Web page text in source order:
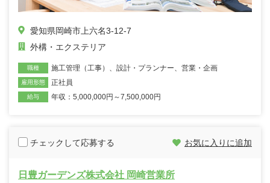
愛知県岡崎市上六名3-12-7
外構・エクステリア
職種 施工管理（工事） 、 設計・プランナー、 営業・企画
雇用形態 正社員
給与 年収：5,000,000円～7,500,000円
チェックして応募する お気に入りに追加
日豊ガーデンズ株式会社 岡崎営業所